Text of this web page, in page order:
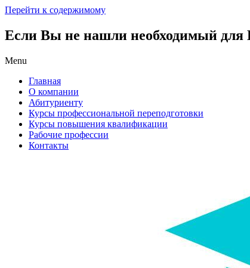
Перейти к содержимому
Если Вы не нашли необходимый для
Menu
Главная
О компании
Абитуриенту
Курсы профессиональной переподготовки
Курсы повышения квалификации
Рабочие профессии
Контакты